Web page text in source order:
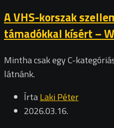
A VHS-korszak
támadókkal kísért –
Mintha csak egy C-
látnánk.
ÍrtaLaki Péter
2026.03.16.